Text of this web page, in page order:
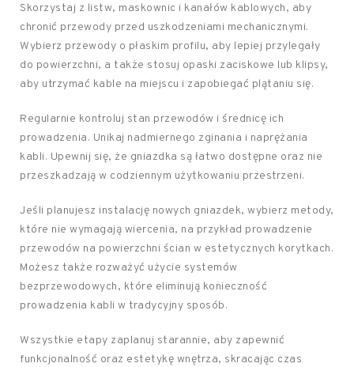
Skorzystaj z listw, maskownic i kanałów kablowych, aby
chronić przewody przed uszkodzeniami mechanicznymi.
Wybierz przewody o płaskim profilu, aby lepiej przylegały
do powierzchni, a także stosuj opaski zaciskowe lub klipsy,
aby utrzymać kable na miejscu i zapobiegać plątaniu się.
Regularnie kontroluj stan przewodów i średnicę ich
prowadzenia. Unikaj nadmiernego zginania i naprężania
kabli. Upewnij się, że gniazdka są łatwo dostępne oraz nie
przeszkadzają w codziennym użytkowaniu przestrzeni.
Jeśli planujesz instalację nowych gniazdek, wybierz metody,
które nie wymagają wiercenia, na przykład prowadzenie
przewodów na powierzchni ścian w estetycznych korytkach.
Możesz także rozważyć użycie systemów
bezprzewodowych, które eliminują konieczność
prowadzenia kabli w tradycyjny sposób.
Wszystkie etapy zaplanuj starannie, aby zapewnić
funkcjonalność oraz estetykę wnętrza, skracając czas